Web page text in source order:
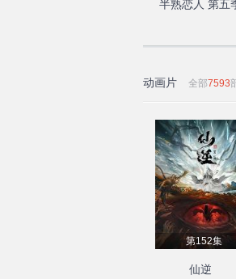
半熟恋人 第五
动画片 全部7593
第152集
仙逆